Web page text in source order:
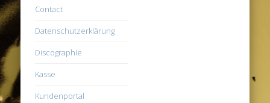
Contact
Datenschutzerklärung
Discographie
Kasse
Kundenportal